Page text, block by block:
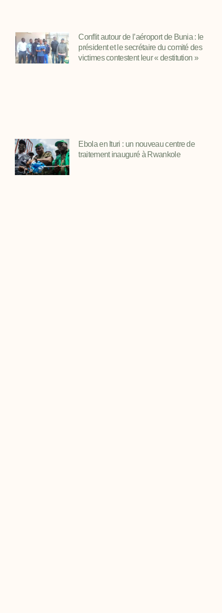
Conflit autour de l’aéroport de Bunia : le
président et le secrétaire du comité des
victimes contestent leur « destitution »
Ebola en Ituri : un nouveau centre de
traitement inauguré à Rwankole